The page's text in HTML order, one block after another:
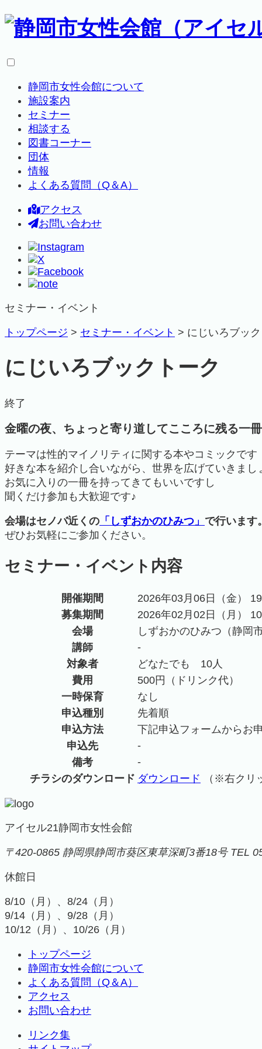
静岡市女性会館について
施設案内
セミナー
相談する
図書コーナー
団体
情報
よくある質問（Q＆A）
アクセス
お問い合わせ
セミナー・イベント
トップページ > セミナー・イベント > にじいろブッ
にじいろブックトーク
終了
金曜の夜、ちょっと寄り道してこころに残る一
テーマは性的マイノリティに関する本やコミックです
好きな本を紹介し合いながら、世界を広げていきまし
お気に入りの一冊を持ってきてもいいですし
聞くだけ参加も大歓迎です♪
会場はセノバ近くの 「しずおかのひみつ」 で行います
ぜひお気軽にご参加ください。
セミナー・イベント内容
開催期間
2026年03月06日（金）
募集期間
2026年02月02日（月）
会場
しずおかのひみつ（静岡
講師
-
対象者
どなたでも 10人
費用
500円（ドリンク代）
一時保育
なし
申込種別
先着順
申込方法
下記申込フォームからお
申込先
-
備考
-
チラシのダウンロード ダウンロード （※右クリ
アイセル21静岡市女性会館
〒420-0865 静岡県静岡市葵区東草深町3番18号 TEL
休館日
8/10（月）、8/24（月）
9/14（月）、9/28（月）
10/12（月）、10/26（月）
トップページ
静岡市女性会館について
よくある質問（Q＆A）
アクセス
お問い合わせ
リンク集